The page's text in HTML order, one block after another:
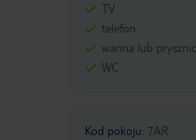
TV
telefon
wanna lub prysznic
WC
Kod pokoju: 7AR